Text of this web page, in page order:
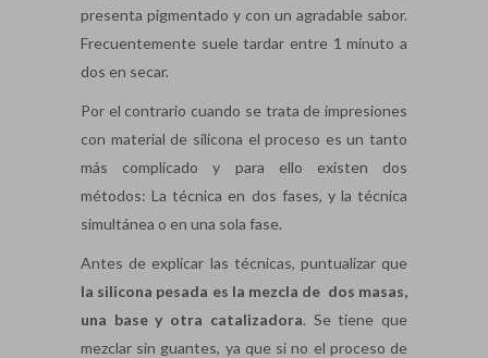
presenta pigmentado y con un agradable sabor.
Frecuentemente suele tardar entre 1 minuto a
dos en secar.
Por el contrario cuando se trata de impresiones
con material de silicona el proceso es un tanto
más complicado y para ello existen dos
métodos: La técnica en dos fases, y la técnica
simultánea o en una sola fase.
Antes de explicar las técnicas, puntualizar que
la silicona pesada es la mezcla de dos masas,
una base y otra catalizadora. Se tiene que
mezclar sin guantes, ya que si no el proceso de